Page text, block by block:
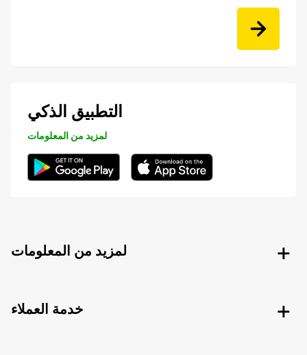
التطبيق الذكي
لمزيد من المعلومات
لمزيد من المعلومات
خدمة العملاء